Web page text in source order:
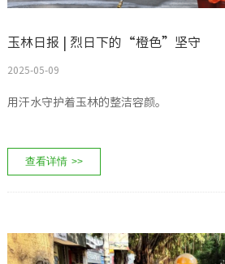
玉林日报 | 烈日下的“橙色”坚守
2025-05-09
用汗水守护着玉林的整洁容颜。
查看详情 >>